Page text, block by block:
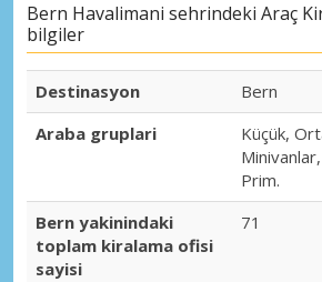
Bern Havalimani sehrindeki Araç
bilgiler
Destinasyon
Bern
Araba gruplari
Küçük,
Prim.
Bern yakinindaki
toplam kiralama ofisi
sayisi
71